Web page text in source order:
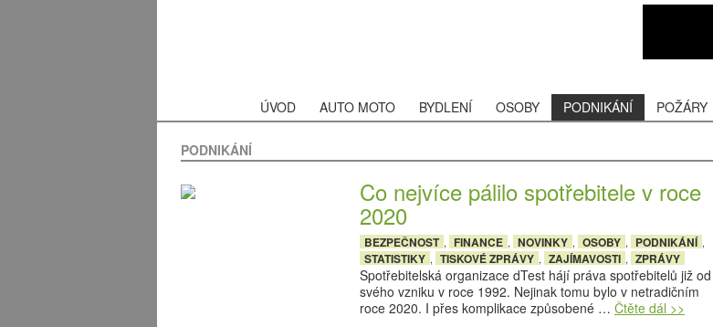
ÚVOD AUTO MOTO BYDLENÍ OSOBY PODNIKÁNÍ POŽÁRY
PODNIKÁNÍ
Co nejvíce pálilo spotřebitele v roce
2020
BEZPEČNOST , FINANCE , NOVINKY , OSOBY , PODNIKÁNÍ ,
STATISTIKY , TISKOVÉ ZPRÁVY , ZAJÍMAVOSTI , ZPRÁVY
Spotřebitelská organizace dTest hájí práva spotřebitelů již od
svého vzniku v roce 1992. Nejinak tomu bylo v netradičním
roce 2020. I přes komplikace způsobené … Čtěte dál >>